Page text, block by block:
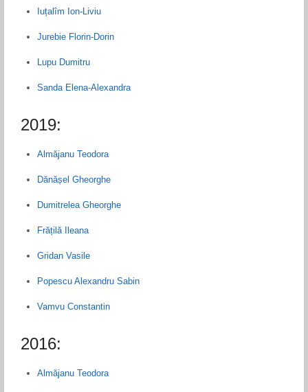
Iuțalîm Ion-Liviu
Jurebie Florin-Dorin
Lupu Dumitru
Sanda Elena-Alexandra
2019:
Almăjanu Teodora
Dănășel Gheorghe
Dumitrelea Gheorghe
Frățilă Ileana
Gridan Vasile
Popescu Alexandru Sabin
Vamvu Constantin
2016:
Almăjanu Teodora